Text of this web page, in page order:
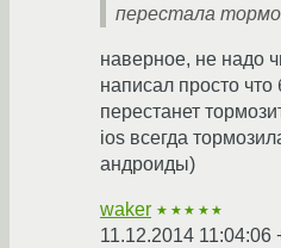
перестала
наверное, не надо
написал просто что
перестанет
ios всегда
андроиды)
waker ★★★★★
11.12.2014 11:04:06